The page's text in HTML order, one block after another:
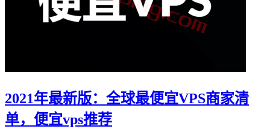
2021年最新版：全球最便宜VPS商家清
单，便宜vps推荐